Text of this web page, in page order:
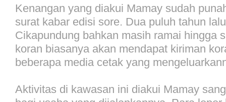
Kenangan yang diakui Mamay sudah
surat kabar edisi sore. Dua puluh tahun
Cikapundung bahkan masih ramai hingga
koran biasanya akan mendapat kiriman
beberapa media cetak yang
Aktivitas di kawasan ini diakui Mamay